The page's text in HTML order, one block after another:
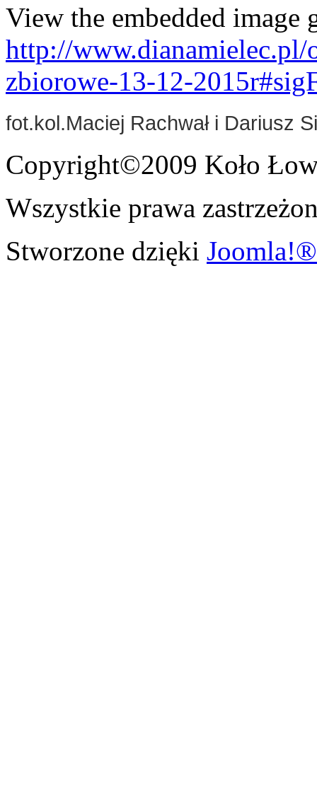
View the embedded image
http://
zbiorowe-13-12-
fot.kol.Maciej Rachwał i Dariusz
Copyright©2009 Koło
Wszystkie prawa
Stworzone dzięki Joomla!®